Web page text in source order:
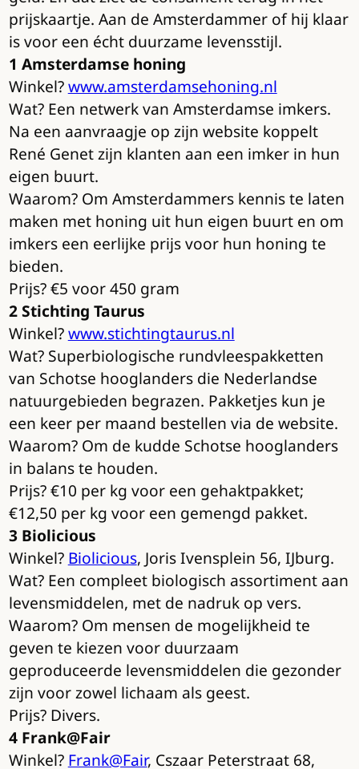
prijskaartje. Aan de Amsterdammer of hij klaar
is voor een écht duurzame levensstijl.
1 Amsterdamse honing
Winkel?www.amsterdamsehoning.nl
Wat? Een netwerk van Amsterdamse imkers.
Na een aanvraagje op zijn website koppelt
René Genet zijn klanten aan een imker in hun
eigen buurt.
Waarom? Om Amsterdammers kennis te laten
maken met honing uit hun eigen buurt en om
imkers een eerlijke prijs voor hun honing te
bieden.
Prijs? €5 voor 450 gram
2 Stichting Taurus
Winkel?www.stichtingtaurus.nl
Wat? Superbiologische rundvleespakketten
van Schotse hooglanders die Nederlandse
natuurgebieden begrazen. Pakketjes kun je
een keer per maand bestellen via de website.
Waarom? Om de kudde Schotse hooglanders
in balans te houden.
Prijs? €10 per kg voor een gehaktpakket;
€12,50 per kg voor een gemengd pakket.
3 Biolicious
Winkel? Biolicious, Joris Ivensplein 56, IJburg.
Wat? Een compleet biologisch assortiment aan
levensmiddelen, met de nadruk op vers.
Waarom? Om mensen de mogelijkheid te
geven te kiezen voor duurzaam
geproduceerde levensmiddelen die gezonder
zijn voor zowel lichaam als geest.
Prijs? Divers.
4 Frank@Fair
Winkel? Frank@Fair, Cszaar Peterstraat 68,